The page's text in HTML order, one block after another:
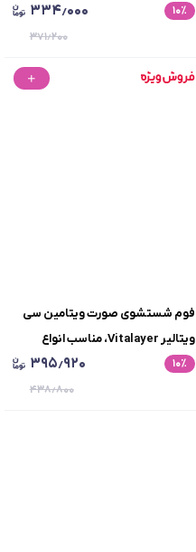
پوست، حجم 150 میلی لیتر
۱۰٪ ۳۳۴٫۰۰۰
۳۷۱٫۲۰۰
فوم شستشوی صورت ویتامین سی
ویتالیر Vitalayer، مناسب انواع
پوست، حجم 150 میلی لیتر
۱۰٪ ۳۹۵٫۹۲۰
۴۳۸٫۸۰۰